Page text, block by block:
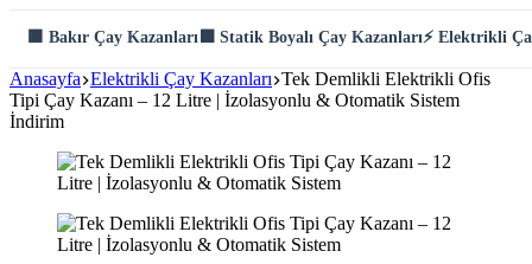
🟫 Bakır Çay Kazanları ⬛ Statik Boyalı Çay Kazanları⚡ Elektrikli
Anasayfa Elektrikli Çay Kazanları Tek Demlikli Elektrikli Ofis
Tipi Çay Kazanı – 12 Litre | İzolasyonlu & Otomatik Sistem
İndirim